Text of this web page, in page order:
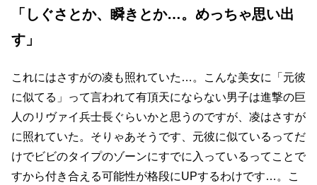
「しぐさとか、瞬きとか…。めっちゃ思い出
す」
これにはさすがの凌も照れていた…。こんな美女に「元彼
に似てる」って言われて有頂天にならない男子は進撃の巨
人のリヴァイ兵士長ぐらいかと思うのですが、凌はさすが
に照れていた。そりゃあそうです、元彼に似ているってだ
けでビビのタイプのゾーンにすでに入っているってことで
すから付き合える可能性が格段にUPするわけです…。こ